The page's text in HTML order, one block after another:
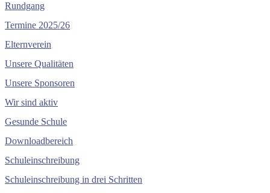
Rundgang
Termine 2025/26
Elternverein
Unsere Qualitäten
Unsere Sponsoren
Wir sind aktiv
Gesunde Schule
Downloadbereich
Schuleinschreibung
Schuleinschreibung in drei Schritten